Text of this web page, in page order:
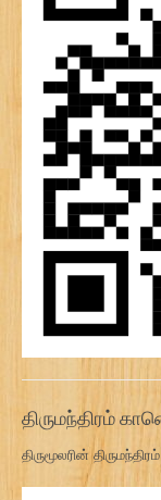
திருமந்திரம்
திருமூலரின் திருமந்திரம்